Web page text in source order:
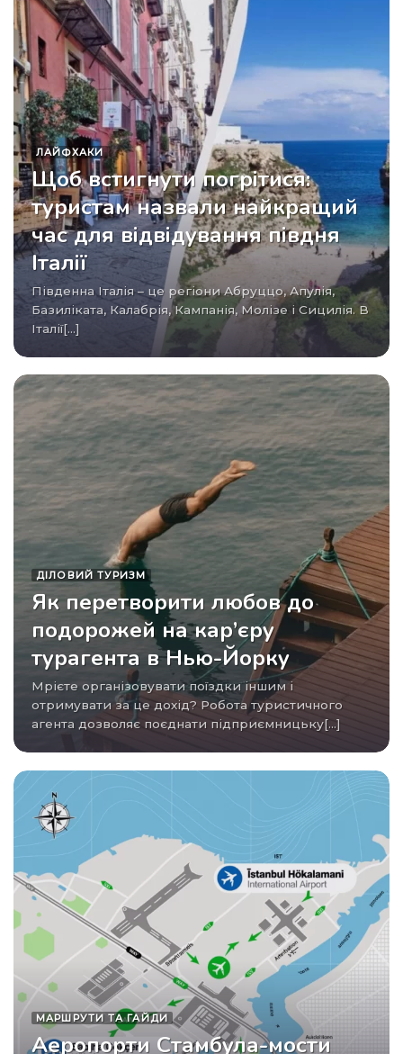
ЛАЙФХАКИ
Щоб встигнути погрітися:
туристам назвали найкращий
час для відвідування півдня
Італії
Південна Італія – це регіони Абруццо, Апулія,
Базиліката, Калабрія, Кампанія, Молізе і Сицилія. В
Італії[...]
ДІЛОВИЙ ТУРИЗМ
Як перетворити любов до
подорожей на кар’єру
турагента в Нью-Йорку
Мрієте організовувати поїздки іншим і
отримувати за це дохід? Робота туристичного
агента дозволяє поєднати підприємницьку[...]
МАРШРУТИ ТА ГАЙДИ
Аеропорти Стамбула-мости